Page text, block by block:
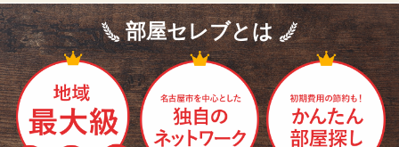
部屋セレブとは